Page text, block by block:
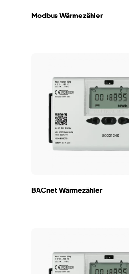
Modbus Wärmezähler
BACnet Wärmezähler